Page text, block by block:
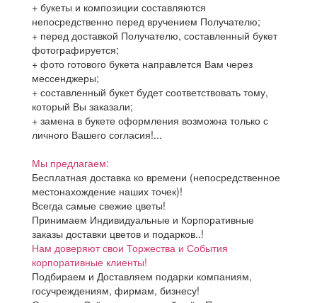
+ букеты и композиции составляются
непосредственно перед вручением Получателю;
+ перед доставкой Получателю, составленный букет
фотографируется;
+ фото готового букета направлется Вам через
мессенджеры;
+ составленный букет будет соответствовать тому,
который Вы заказали;
+ замена в букете оформления возможна только с
личного Вашего согласия!...
Мы предлагаем:
Бесплатная доставка ко времени (непосредственное
местонахождение наших точек)!
Всегда самые свежие цветы!
Принимаем Индивидуальные и Корпоративные
заказы доставки цветов и подарков..!
Нам доверяют свои Торжества и События
корпоративные клиенты!
Подбираем и Доставляем подарки компаниям,
госучреждениям, фирмам, бизнесу!